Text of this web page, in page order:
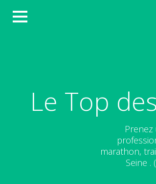
Le Top
marathon,
Seine